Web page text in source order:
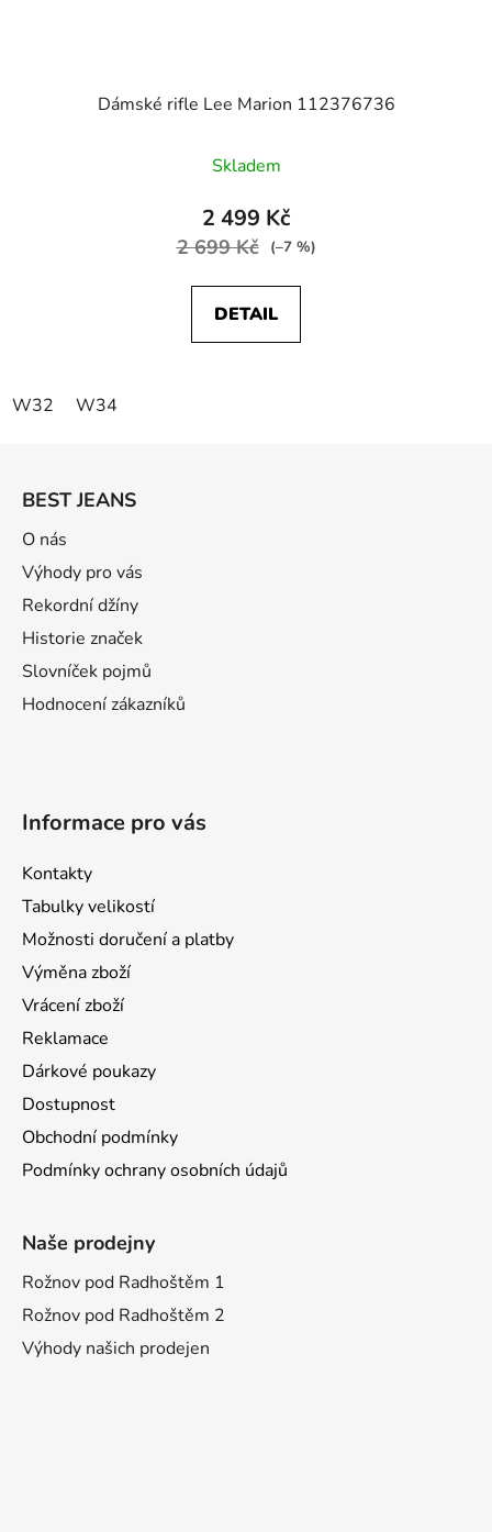
Dámské rifle Lee Marion 112376736
Skladem
2 499 Kč
2 699 Kč (–7 %)
DETAIL
W32 W34
BEST JEANS
O nás
Výhody pro vás
Rekordní džíny
Historie značek
Slovníček pojmů
Hodnocení zákazníků
Informace pro vás
Kontakty
Tabulky velikostí
Možnosti doručení a platby
Výměna zboží
Vrácení zboží
Reklamace
Dárkové poukazy
Dostupnost
Obchodní podmínky
Podmínky ochrany osobních údajů
Naše prodejny
Rožnov pod Radhoštěm 1
Rožnov pod Radhoštěm 2
Výhody našich prodejen